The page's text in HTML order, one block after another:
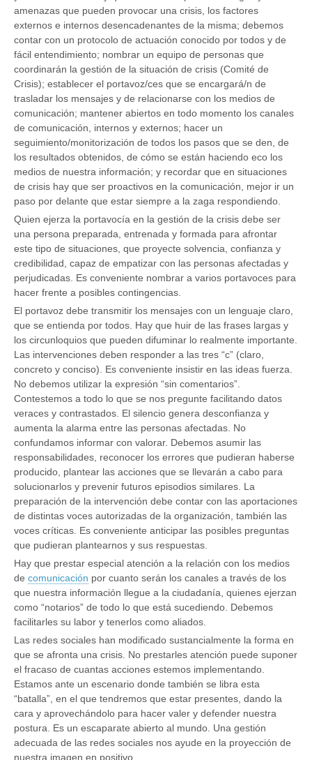
amenazas que pueden provocar una crisis, los factores
externos e internos desencadenantes de la misma; debemos
contar con un protocolo de actuación conocido por todos y de
fácil entendimiento; nombrar un equipo de personas que
coordinarán la gestión de la situación de crisis (Comité de
Crisis); establecer el portavoz/ces que se encargará/n de
trasladar los mensajes y de relacionarse con los medios de
comunicación; mantener abiertos en todo momento los canales
de comunicación, internos y externos; hacer un
seguimiento/monitorización de todos los pasos que se den, de
los resultados obtenidos, de cómo se están haciendo eco los
medios de nuestra información; y recordar que en situaciones
de crisis hay que ser proactivos en la comunicación, mejor ir un
paso por delante que estar siempre a la zaga respondiendo.
Quien ejerza la portavocía en la gestión de la crisis debe ser
una persona preparada, entrenada y formada para afrontar
este tipo de situaciones, que proyecte solvencia, confianza y
credibilidad, capaz de empatizar con las personas afectadas y
perjudicadas. Es conveniente nombrar a varios portavoces para
hacer frente a posibles contingencias.
El portavoz debe transmitir los mensajes con un lenguaje claro,
que se entienda por todos. Hay que huir de las frases largas y
los circunloquios que pueden difuminar lo realmente importante.
Las intervenciones deben responder a las tres “c” (claro,
concreto y conciso). Es conveniente insistir en las ideas fuerza.
No debemos utilizar la expresión “sin comentarios”.
Contestemos a todo lo que se nos pregunte facilitando datos
veraces y contrastados. El silencio genera desconfianza y
aumenta la alarma entre las personas afectadas. No
confundamos informar con valorar. Debemos asumir las
responsabilidades, reconocer los errores que pudieran haberse
producido, plantear las acciones que se llevarán a cabo para
solucionarlos y prevenir futuros episodios similares. La
preparación de la intervención debe contar con las aportaciones
de distintas voces autorizadas de la organización, también las
voces críticas. Es conveniente anticipar las posibles preguntas
que pudieran plantearnos y sus respuestas.
Hay que prestar especial atención a la relación con los medios
de comunicación por cuanto serán los canales a través de los
que nuestra información llegue a la ciudadanía, quienes ejerzan
como “notarios” de todo lo que está sucediendo. Debemos
facilitarles su labor y tenerlos como aliados.
Las redes sociales han modificado sustancialmente la forma en
que se afronta una crisis. No prestarles atención puede suponer
el fracaso de cuantas acciones estemos implementando.
Estamos ante un escenario donde también se libra esta
“batalla”, en el que tendremos que estar presentes, dando la
cara y aprovechándolo para hacer valer y defender nuestra
postura. Es un escaparate abierto al mundo. Una gestión
adecuada de las redes sociales nos ayude en la proyección de
nuestra imagen en positivo.